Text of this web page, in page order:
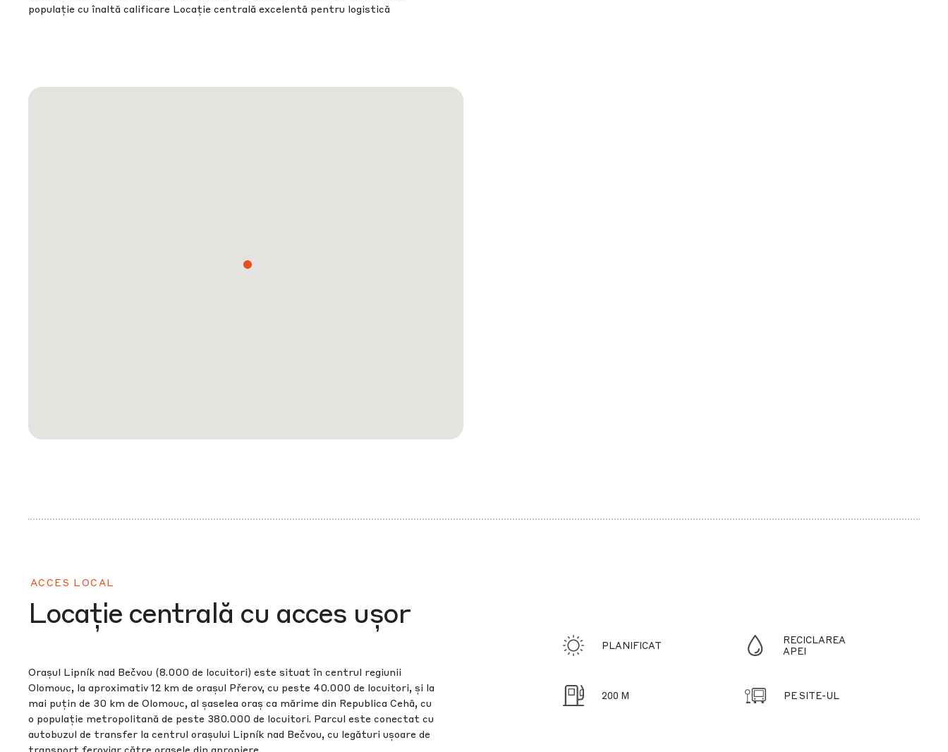
populație cu înaltă calificare Locație centrală excelentă pentru logistică
ACCES LOCAL
Locație centrală cu acces ușor
Orașul Lipník nad Bečvou (8.000 de locuitori) este situat în centrul regiunii
Olomouc, la aproximativ 12 km de orașul Přerov, cu peste 40.000 de locuitori, și la
mai puțin de 30 km de Olomouc, al șaselea oraș ca mărime din Republica Cehă, cu
o populație metropolitană de peste 380.000 de locuitori. Parcul este conectat cu
autobuzul de transfer la centrul orașului Lipník nad Bečvou, cu legături ușoare de
transport feroviar către orașele din apropiere.
PLANIFICAT
RECICLAREA
APEI
200 M PE SITE-UL